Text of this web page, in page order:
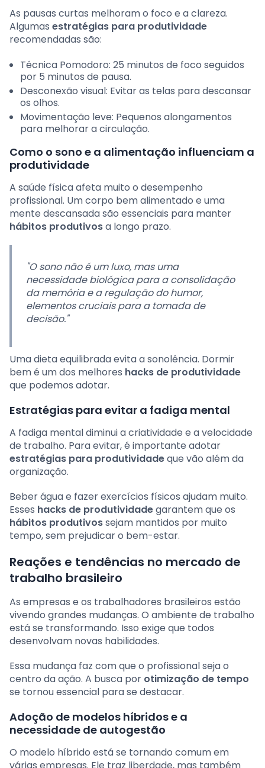
As pausas curtas melhoram o foco e a clareza.
Algumas estratégias para produtividade
recomendadas são:
Técnica Pomodoro: 25 minutos de foco seguidos
por 5 minutos de pausa.
Desconexão visual: Evitar as telas para descansar
os olhos.
Movimentação leve: Pequenos alongamentos
para melhorar a circulação.
Como o sono e a alimentação influenciam a
produtividade
A saúde física afeta muito o desempenho
profissional. Um corpo bem alimentado e uma
mente descansada são essenciais para manter
hábitos produtivosa longo prazo.
"O sono não é um luxo, mas uma
necessidade biológica para a consolidação
da memória e a regulação do humor,
elementos cruciais para a tomada de
decisão."
Uma dieta equilibrada evita a sonolência. Dormir
bem é um dos melhores hacks de produtividade
que podemos adotar.
Estratégias para evitar a fadiga mental
A fadiga mental diminui a criatividade e a velocidade
de trabalho. Para evitar, é importante adotar
estratégias para produtividadeque vão além da
organização.
Beber água e fazer exercícios físicos ajudam muito.
Esses hacks de produtividadegarantem que os
hábitos produtivossejam mantidos por muito
tempo, sem prejudicar o bem-estar.
Reações e tendências no mercado de
trabalho brasileiro
As empresas e os trabalhadores brasileiros estão
vivendo grandes mudanças. O ambiente de trabalho
está se transformando. Isso exige que todos
desenvolvam novas habilidades.
Essa mudança faz com que o profissional seja o
centro da ação. A busca por otimização de tempo
se tornou essencial para se destacar.
Adoção de modelos híbridos e a
necessidade de autogestão
O modelo híbrido está se tornando comum em
várias empresas. Ele traz liberdade, mas também